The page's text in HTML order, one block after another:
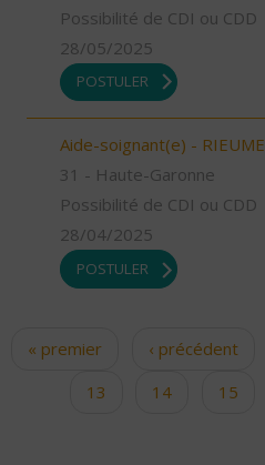
Possibilité de CDI ou CDD
28/05/2025
POSTULER
Aide-soignant(e) -
31 - Haute-Garonne
Possibilité de CDI ou CDD
28/04/2025
POSTULER
Pages
« premier ‹ précédent
13
14 15